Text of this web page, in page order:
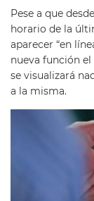
Pese a que
horario de la
aparecer “en
nueva función
se visualizará
a la misma.